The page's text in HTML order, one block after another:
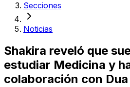
Secciones
Noticias
Shakira reveló que
estudiar Medicina y
colaboración con Dua